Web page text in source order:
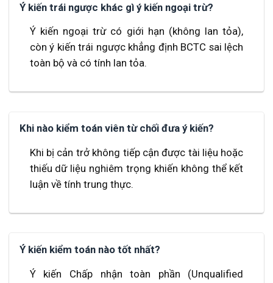
Ý kiến trái ngược khác gì ý kiến ngoại trừ?
Ý kiến ngoại trừ có giới hạn (không lan tỏa),
còn ý kiến trái ngược khẳng định BCTC sai lệch
toàn bộ và có tính lan tỏa.
Khi nào kiểm toán viên từ chối đưa ý kiến?
Khi bị cản trở không tiếp cận được tài liệu hoặc
thiếu dữ liệu nghiêm trọng khiến không thể kết
luận về tính trung thực.
Ý kiến kiểm toán nào tốt nhất?
Ý kiến Chấp nhận toàn phần (Unqualified